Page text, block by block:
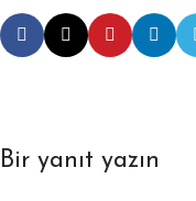
Bir yanıt yazın